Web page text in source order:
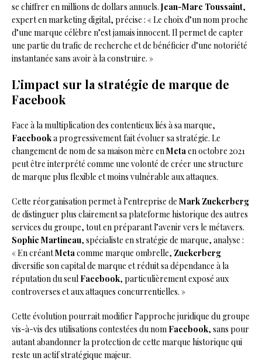
se chiffrer en millions de dollars annuels. Jean-Marc Toussaint,
expert en marketing digital, précise : « Le choix d’un nom proche
d’une marque célèbre n’est jamais innocent. Il permet de capter
une partie du trafic de recherche et de bénéficier d’une notoriété
instantanée sans avoir à la construire. »
L’impact sur la stratégie de marque de
Facebook
Face à la multiplication des contentieux liés à sa marque,
Facebooka progressivement fait évoluer sa stratégie. Le
changement de nom de sa maison mère en Meta en octobre 2021
peut être interprété comme une volonté de créer une structure
de marque plus flexible et moins vulnérable aux attaques.
Cette réorganisation permet à l’entreprise de Mark Zuckerberg
de distinguer plus clairement sa plateforme historique des autres
services du groupe, tout en préparant l’avenir vers le métavers.
Sophie Martineau, spécialiste en stratégie de marque, analyse :
« En créantMeta comme marque ombrelle, Zuckerberg
diversifie son capital de marque et réduit sa dépendance à la
réputation du seul Facebook, particulièrement exposé aux
controverses et aux attaques concurrentielles. »
Cette évolution pourrait modifier l’approche juridique du groupe
vis-à-vis des utilisations contestées du nom Facebook, sans pour
autant abandonner la protection de cette marque historique qui
reste un actif stratégique majeur.